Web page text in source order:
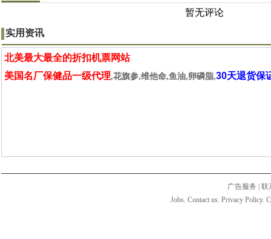
暂无评论
实用资讯
北美最大最全的折扣机票网站
美国名厂保健品一级代理,花旗参,维他命,鱼油,卵磷脂,30天退货保
广告服务
联
Jobs. Contact us. Privacy Policy.